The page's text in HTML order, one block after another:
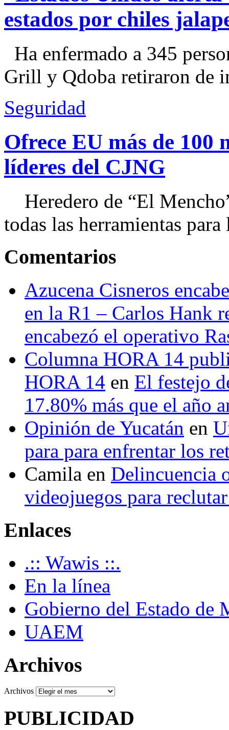
estados por chiles
Ha enfermado a 345
Grill y Qdoba retiraron de
Seguridad
Ofrece EU más de 100
líderes del CJNG
Heredero de “El
todas las herramientas
Comentarios
Azucena Cisneros
en la R1 – Carlos Hank
encabezó el operativo
Columna HORA 14
HORA 14 en El festejo
17.80% más que el año
Opinión de Yucatán en
para para enfrentar los
Camila en Delincuencia
videojuegos para
Enlaces
.:: Wawis ::.
En la línea
Gobierno del Estado de
UAEM
Archivos
Archivos
PUBLICIDAD